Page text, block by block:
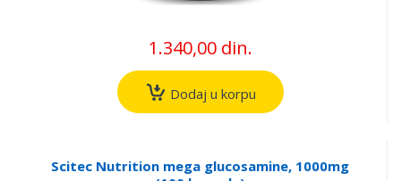
1.340,00 din.
Dodaj u korpu
Scitec Nutrition mega glucosamine, 1000mg